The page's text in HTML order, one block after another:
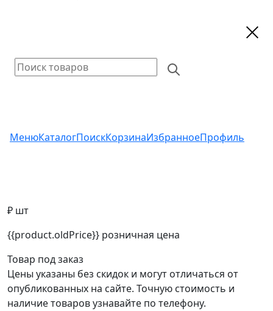
МенюКаталогПоискКорзинаИзбранноеПрофиль
₽ шт
{{product.oldPrice}} розничная цена
Товар под заказ
Цены указаны без скидок и могут отличаться от
опубликованных на сайте. Точную стоимость и
наличие товаров узнавайте по телефону.